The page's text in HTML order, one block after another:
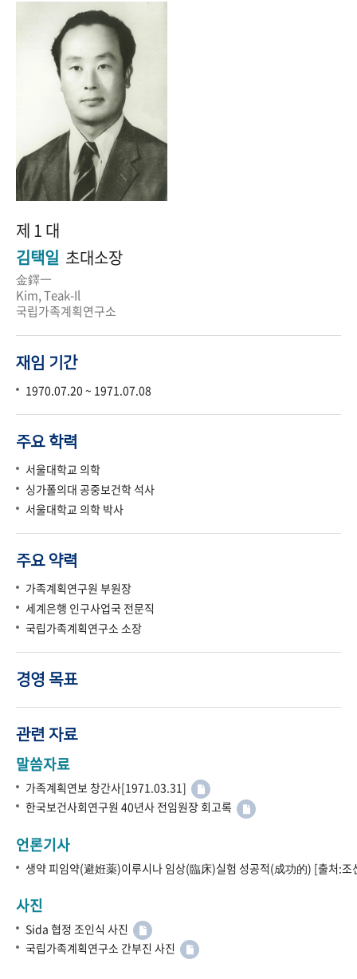
제 1 대
김택일 초대소장
金鐸一
Kim, Teak-Il
국립가족계획연구소
재임 기간
1970.07.20 ~ 1971.07.08
주요 학력
서울대학교 의학
싱가폴의대 공중보건학 석사
서울대학교 의학 박사
주요 약력
가족계획연구원 부원장
세계은행 인구사업국 전문직
국립가족계획연구소 소장
경영 목표
관련 자료
말씀자료
가족계획연보 창간사[1971.03.31]
한국보건사회연구원 40년사 전임원장 회고록
언론기사
생약 피임약(避姙薬)이루시나 임상(臨床)실험 성공적(成功的) [출처:
사진
Sida 협정 조인식 사진
국립가족계획연구소 간부진 사진